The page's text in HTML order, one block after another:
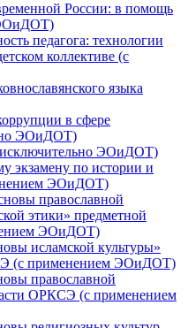
России: в помощь
педагога: технологии
коллективе (с
языка
в сфере
ЭОиДОТ)
ЭОиДОТ)
экзамену по истории и
ЭОиДОТ)
православной
этики» предметной
ЭОиДОТ)
исламской культуры»
(с применением ЭОиДОТ)
православной
ОРКСЭ (с применением